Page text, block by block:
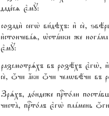
даде1сz є3мY:
созади2 сегw2 ви1дэхъ: и3 се2,
и3стончевaz, њстaнки же ногaма
є3мY:
разсмотрsхъ въ розёхъ є3гw2, и3
се2, џчи ѓки џчи челwвёчи въ
Зрsхъ, до1ндеже пrто1ли
чистA, пrто1лъ є3гw2 плaмень